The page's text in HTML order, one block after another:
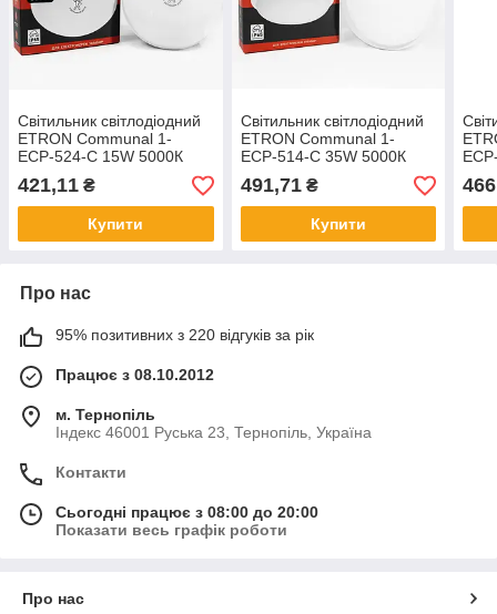
Світильник світлодіодний
ETRON Communal 1-
ЕСР-524-C 15W 5000К
circle +датчик руху
421,11 ₴
Купити
Світильник світлодіодний
ETRON Communal 1-
ЕСР-514-C 35W 5000К
circle
491,71₴
Купити
Про нас
95% позитивних з 220 відгуків за рік
Працює з 08.10.2012
м. Тернопіль
Індекс 46001 Руська 23, Тернопіль, Україна
Контакти
Сьогодні працює з 08:00 до 20:00
Показати весь графік роботи
Про нас